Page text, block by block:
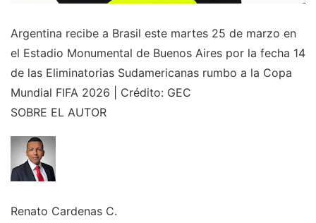
Argentina recibe a Brasil este martes 25 de marzo en
el Estadio Monumental de Buenos Aires por la fecha 14
de las Eliminatorias Sudamericanas rumbo a la Copa
Mundial FIFA 2026 | Crédito: GEC
SOBRE EL AUTOR
Renato Cardenas C.